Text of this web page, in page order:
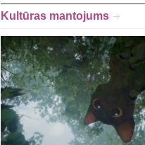
Kultūras mantojums